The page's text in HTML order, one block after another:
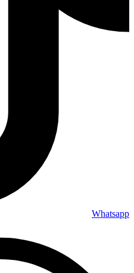
Whatsapp